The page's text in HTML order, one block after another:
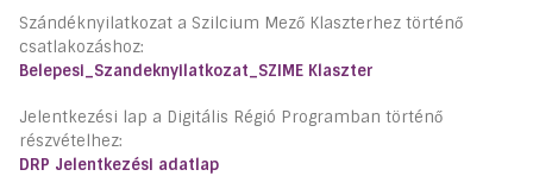
Szándéknyilatkozat a Szilcium Mező Klaszterhez történő
csatlakozáshoz:
Belepesi_Szandeknyilatkozat_SZIME Klaszter
Jelentkezési lap a Digitális Régió Programban történő
részvételhez:
DRP Jelentkezési adatlap